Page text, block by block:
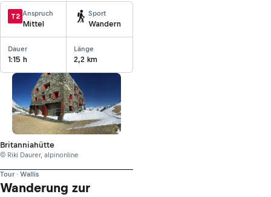
T2 Anspruch
Mittel
Sport
Wandern
Dauer
1:15 h
Länge
2,2 km
Britanniahütte
© Riki Daurer, alpinonline
Tour · Wallis
Wanderung zur